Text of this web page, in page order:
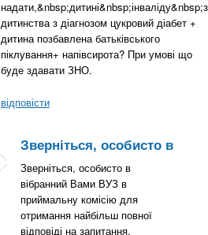
надати,&nbsp;дитині&nbsp;інваліду&nbsp;з
дитинства з діагнозом цукровий діабет +
дитина позбавлена батьківського
піклування+ напівсирота? При умові що
буде здавати ЗНО.
відповісти
Зверніться, особисто в
Зверніться, особисто в
вібранний Вами ВУЗ в
приймальну комісію для
отримання найбільш повної
відповіді на запитання.